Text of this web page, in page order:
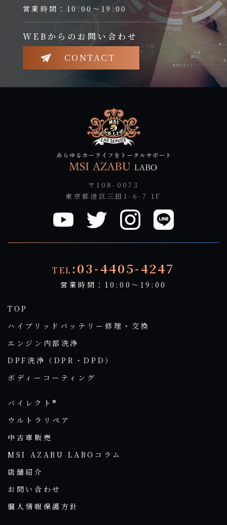
営業時間：10:00～19:00
WEBからのお問い合わせ
CONTACT
〒108-0073
東京都港区三田1-6-7 1F
TEL :03-4405-4247
営業時間：10:00～19:00
TOP
ハイブリッドバッテリー修理・交換
エンジン内部洗浄
DPF洗浄（DPR・DPD）
ボディーコーティング
バイレクト®
ウルトラリペア
中古車販売
MSI AZABU LABOコラム
店舗紹介
お問い合わせ
個人情報保護方針